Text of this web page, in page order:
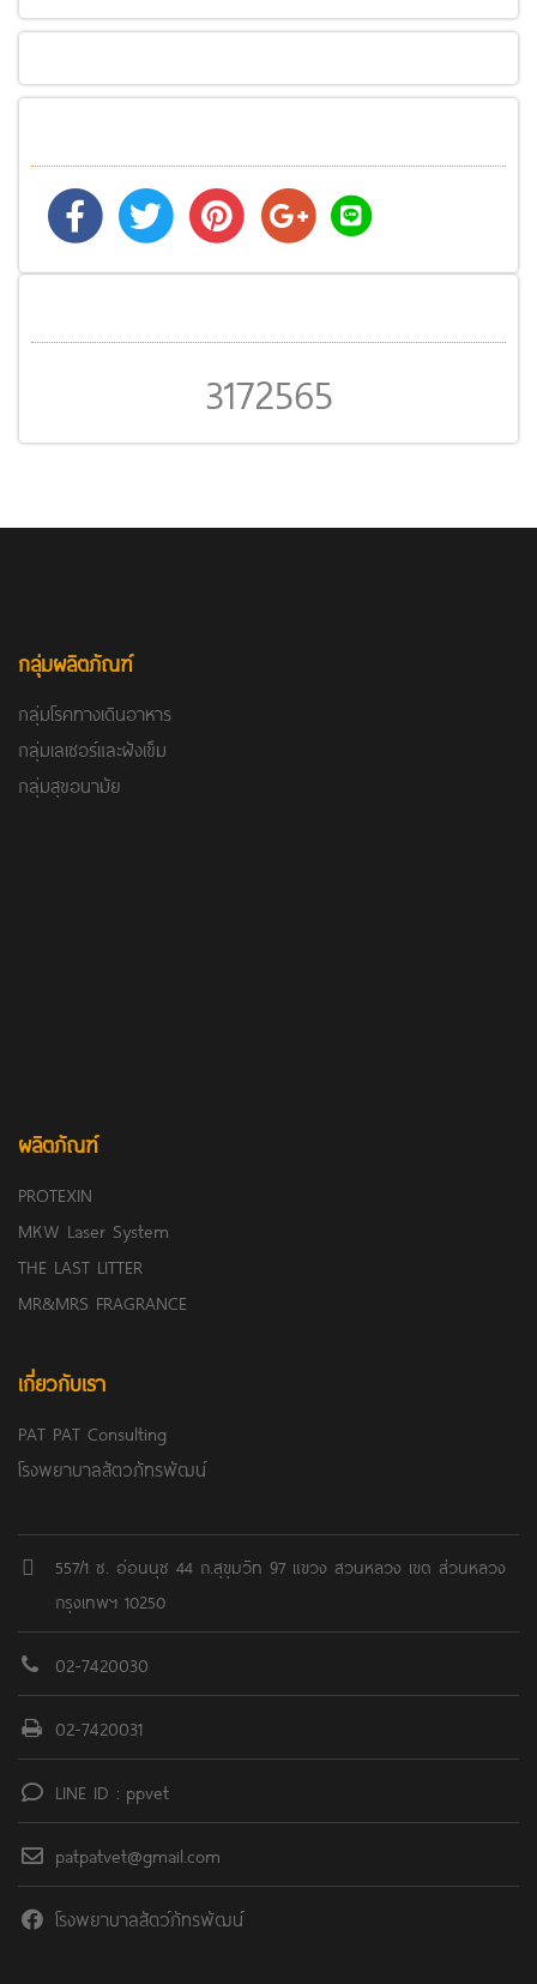
3172565
กลุ่มผลิตภัณฑ์
กลุ่มโรคทางเดินอาหาร
กลุ่มเลเซอร์และฝังเข็ม
กลุ่มสุขอนามัย
ผลิตภัณฑ์
PROTEXIN
MKW Laser System
THE LAST LITTER
MR&MRS FRAGRANCE
เกี่ยวกับเรา
PAT PAT Consulting
โรงพยาบาลสัตวภัทรพัฒน์
557/1 ซ. อ่อนนุช 44 ถ.สุขุมวิท 97 แขวง สวนหลวง เขต ส่วนหลวง
กรุงเทพฯ 10250
02-7420030
02-7420031
LINE ID : ppvet
patpatvet@gmail.com
โรงพยาบาลสัตว์ภัทรพัฒน์์